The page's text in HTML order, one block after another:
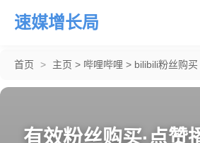
速媒增长局
首页 > 主页 > 哔哩哔哩 > bilibili粉丝购买
有效粉丝购买·点赞